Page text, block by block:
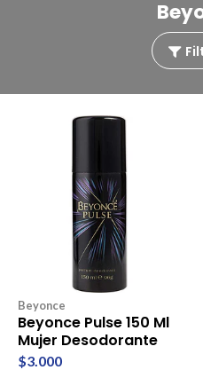
Beyonce
Beyonce Pulse 150 Ml
Mujer Desodorante
$3.000